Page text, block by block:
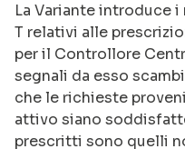
La Variante introduce
T relativi alle
per il Controllore
segnali da esso
che le richieste
attivo siano
prescritti sono quelli